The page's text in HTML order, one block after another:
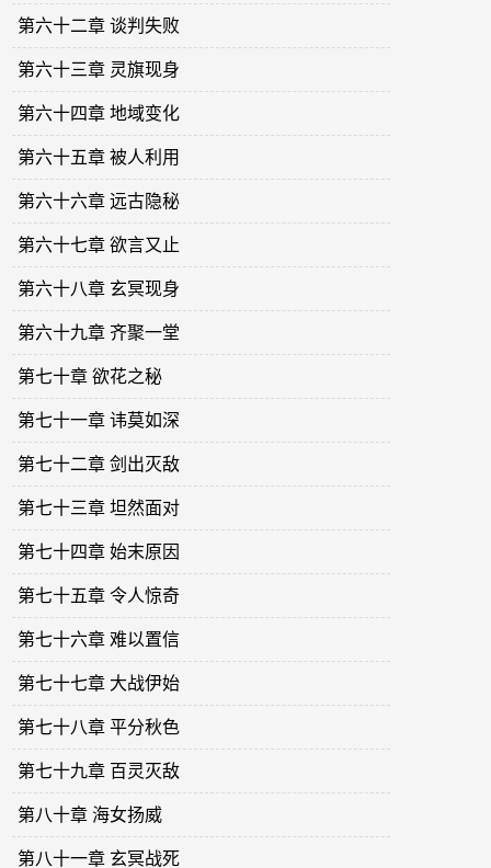
第六十二章 谈判失败
第六十三章 灵旗现身
第六十四章 地域变化
第六十五章 被人利用
第六十六章 远古隐秘
第六十七章 欲言又止
第六十八章 玄冥现身
第六十九章 齐聚一堂
第七十章 欲花之秘
第七十一章 讳莫如深
第七十二章 剑出灭敌
第七十三章 坦然面对
第七十四章 始末原因
第七十五章 令人惊奇
第七十六章 难以置信
第七十七章 大战伊始
第七十八章 平分秋色
第七十九章 百灵灭敌
第八十章 海女扬威
第八十一章 玄冥战死